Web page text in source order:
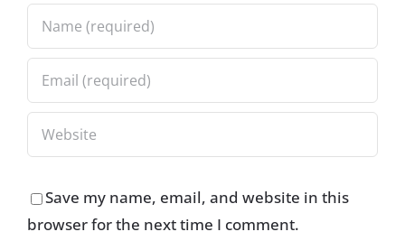
Save my name, email, and website in this
browser for the next time I comment.